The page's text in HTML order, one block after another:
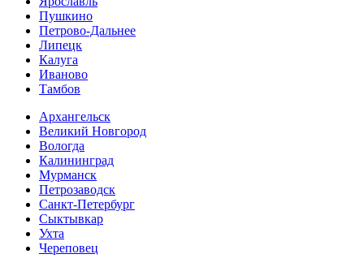
Пушкино
Петрово-Дальнее
Липецк
Калуга
Иваново
Тамбов
Архангельск
Великий Новгород
Вологда
Калининград
Мурманск
Петрозаводск
Санкт-Петербург
Сыктывкар
Ухта
Череповец